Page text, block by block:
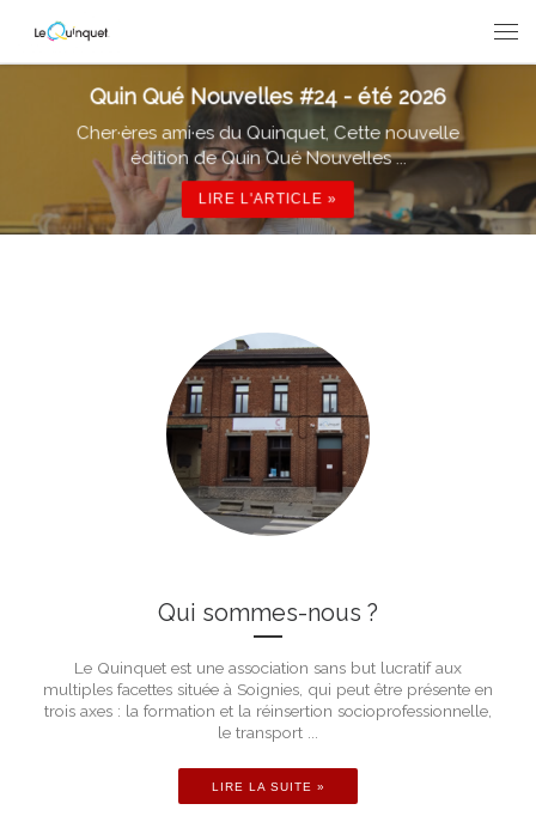
Passer au contenu
Quin Qué Nouvelles #24 - été 2026
Cher·ères ami·es du Quinquet, Cette nouvelle
édition de Quin Qué Nouvelles ...
LIRE L'ARTICLE »
Qui sommes-nous ?
Le Quinquet est une association sans but lucratif aux
multiples facettes située à Soignies, qui peut être présente en
trois axes : la formation et la réinsertion socioprofessionnelle,
le transport ...
LIRE LA SUITE »